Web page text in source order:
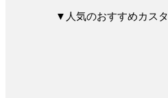
▼ 人気のおすすめカス